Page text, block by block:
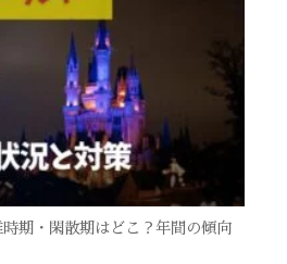
時期・閑散期はどこ？年間の傾向